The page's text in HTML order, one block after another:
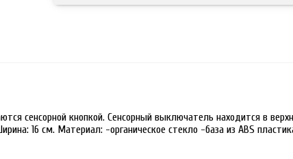
сенсорной кнопкой. Сенсорный выключатель находится в
16 см. Материал: -органическое стекло -база из ABS